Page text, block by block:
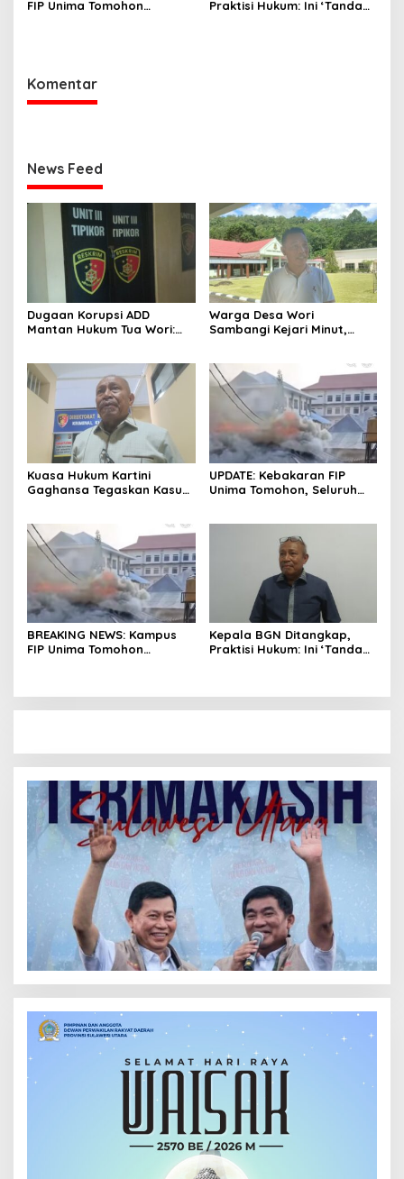
FIP Unima Tomohon
Praktisi Hukum: Ini ‘Tanda
Komentar
News Feed
Dugaan Korupsi ADD
Mantan Hukum Tua Wori:
Warga Desa Wori
Sambangi Kejari Minut,
Dana Desa
Kuasa Hukum Kartini
Gaghansa Tegaskan Kasus
UPDATE: Kebakaran FIP
Unima Tomohon, Seluruh
BREAKING NEWS: Kampus
FIP Unima Tomohon
Kepala BGN Ditangkap,
Praktisi Hukum: Ini ‘Tanda